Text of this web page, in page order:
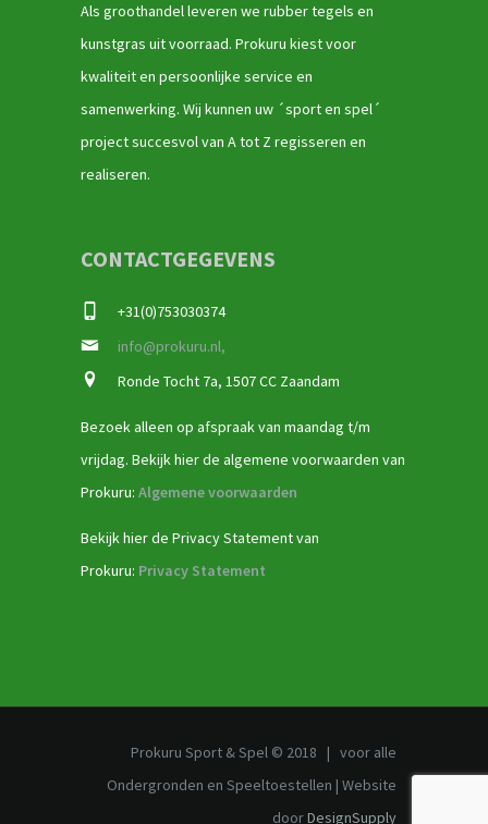
Als groothandel leveren we rubber tegels en
kunstgras uit voorraad. Prokuru kiest voor
kwaliteit en persoonlijke service en
samenwerking. Wij kunnen uw ´sport en spel´
project succesvol van A tot Z regisseren en
realiseren.
CONTACTGEGEVENS
+31(0)753030374
info@prokuru.nl,
Ronde Tocht 7a, 1507 CC Zaandam
Bezoek alleen op afspraak van maandag t/m
vrijdag. Bekijk hier de algemene voorwaarden van
Prokuru: Algemene voorwaarden
Bekijk hier de Privacy Statement van
Prokuru: Privacy Statement
Prokuru Sport & Spel © 2018 | voor alle
Ondergronden en Speeltoestellen | Website
doorDesignSupply